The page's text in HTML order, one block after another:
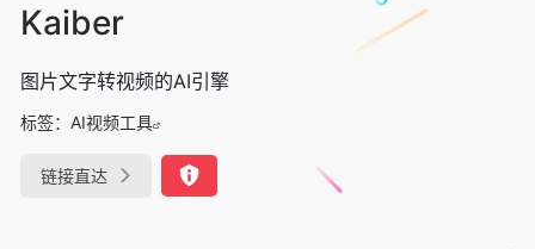
Kaiber
图片文字转视频的AI引擎
标签： AI视频工具
链接直达